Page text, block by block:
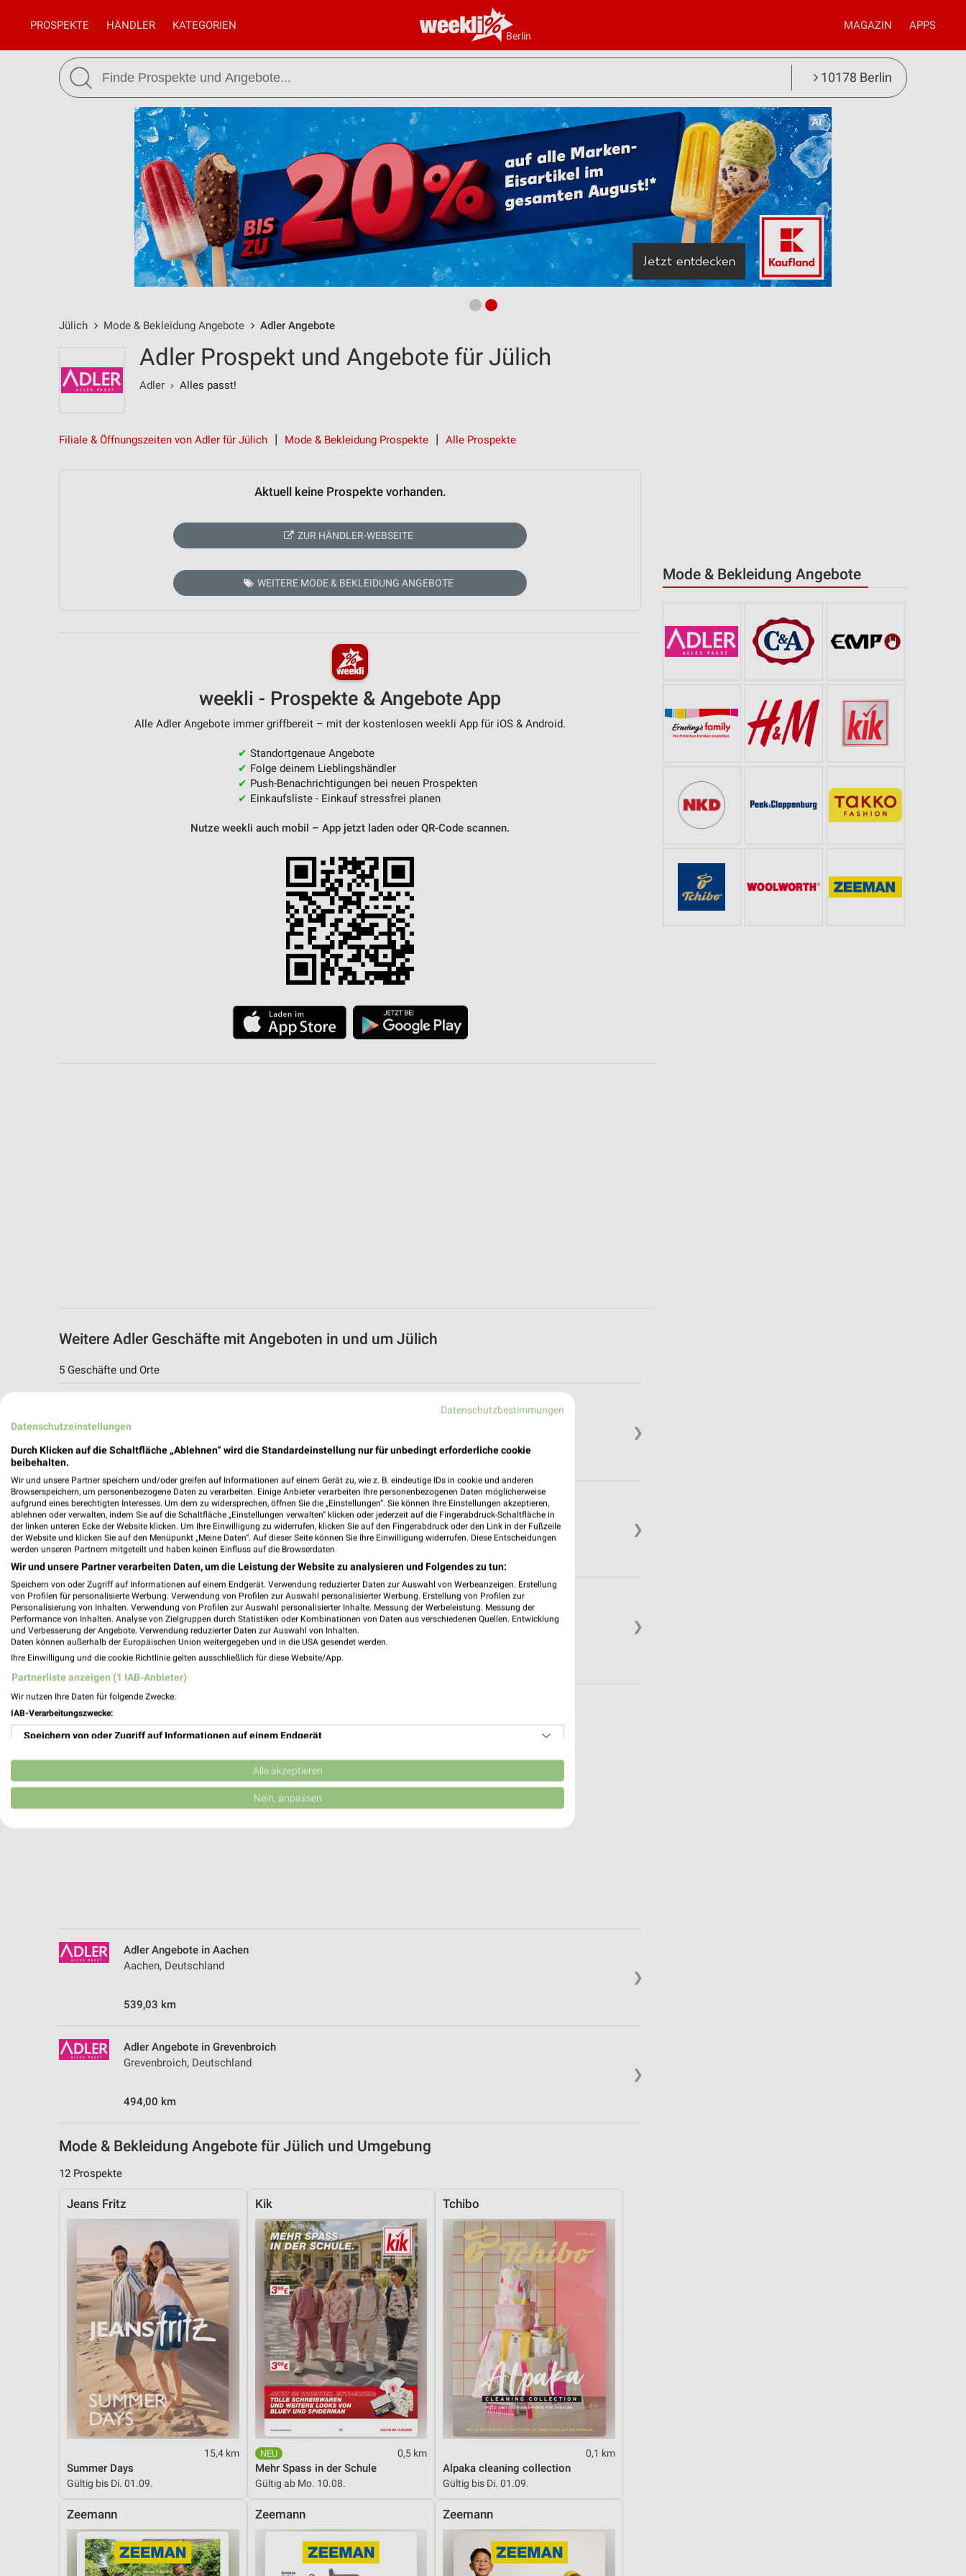
Berlin
PROSPEKTE HÄNDLER KATEGORIEN MAGAZIN APPS
10178 Berlin
Jülich Mode & Bekleidung Angebote Adler Angebote
Mode & Bekleidung Angebote
Adler Prospekt und Angebote für Jülich
Adler › Alles passt!
Filiale & Öffnungszeiten von Adler für Jülich Mode & Bekleidung Prospekte Alle Prospekte
Aktuell keine Prospekte vorhanden.
ZUR HÄNDLER-WEBSEITE
WEITERE MODE & BEKLEIDUNG ANGEBOTE
weekli - Prospekte & Angebote App
Alle Adler Angebote immer griffbereit – mit der kostenlosen weekli App für iOS & Android.
✔ Standortgenaue Angebote
✔ Folge deinem Lieblingshändler
✔ Push-Benachrichtigungen bei neuen Prospekten
✔ Einkaufsliste - Einkauf stressfrei planen
Nutze weekli auch mobil – App jetzt laden oder QR-Code scannen.
Weitere Adler Geschäfte mit Angeboten in und um Jülich
5 Geschäfte und Orte
❯
Alsdorf, Deutschland
531,80 km
❯
Adler Angebote in Hückelhoven
Hückelhoven, Deutschland
520,00 km
❯
Adler Angebote in Kerpen
Kerpen, Deutschland
496,90 km
❯
Adler Angebote in Aachen
Aachen, Deutschland
539,03 km
❯
Adler Angebote in Grevenbroich
Grevenbroich, Deutschland
494,00 km
Mode & Bekleidung Angebote für Jülich und Umgebung
12 Prospekte
Jeans Fritz
15,4 km
Summer Days
Gültig bis Di. 01.09.
Kik
0,5 km
Mehr Spass in der Schule
Gültig ab Mo. 10.08.
Tchibo
0,1 km
Alpaka cleaning collection
Gültig bis Di. 01.09.
Zeemann Zeemann Zeemann
Datenschutzbestimmungen
Datenschutzeinstellungen
Durch Klicken auf die Schaltfläche „Ablehnen“ wird die Standardeinstellung nur für unbedingt erforderliche cookie
beibehalten.
Wir und unsere Partner speichern und/oder greifen auf Informationen auf einem Gerät zu, wie z. B. eindeutige IDs in cookie und anderen
Browserspeichern, um personenbezogene Daten zu verarbeiten. Einige Anbieter verarbeiten Ihre personenbezogenen Daten möglicherweise
aufgrund eines berechtigten Interesses. Um dem zu widersprechen, öffnen Sie die „Einstellungen“. Sie können Ihre Einstellungen akzeptieren,
ablehnen oder verwalten, indem Sie auf die Schaltfläche „Einstellungen verwalten“ klicken oder jederzeit auf die Fingerabdruck-Schaltfläche in
der linken unteren Ecke der Website klicken. Um Ihre Einwilligung zu widerrufen, klicken Sie auf den Fingerabdruck oder den Link in der Fußzeile
der Website und klicken Sie auf den Menüpunkt „Meine Daten“. Auf dieser Seite können Sie Ihre Einwilligung widerrufen. Diese Entscheidungen
werden unseren Partnern mitgeteilt und haben keinen Einfluss auf die Browserdaten.
Wir und unsere Partner verarbeiten Daten, um die Leistung der Website zu analysieren und Folgendes zu tun:
Speichern von oder Zugriff auf Informationen auf einem Endgerät. Verwendung reduzierter Daten zur Auswahl von Werbeanzeigen. Erstellung
von Profilen für personalisierte Werbung. Verwendung von Profilen zur Auswahl personalisierter Werbung. Erstellung von Profilen zur
Personalisierung von Inhalten. Verwendung von Profilen zur Auswahl personalisierter Inhalte. Messung der Werbeleistung. Messung der
Performance von Inhalten. Analyse von Zielgruppen durch Statistiken oder Kombinationen von Daten aus verschiedenen Quellen. Entwicklung
und Verbesserung der Angebote. Verwendung reduzierter Daten zur Auswahl von Inhalten.
Daten können außerhalb der Europäischen Union weitergegeben und in die USA gesendet werden.
Ihre Einwilligung und die cookie Richtlinie gelten ausschließlich für diese Website/App.
Partnerliste anzeigen (1 IAB-Anbieter)
Wir nutzen Ihre Daten für folgende Zwecke:
IAB-Verarbeitungszwecke:
Speichern von oder Zugriff auf Informationen auf einem Endgerät
Verwendung reduzierter Daten zur Auswahl von Werbeanzeigen
Erstellung von Profilen für personalisierte Werbung
Messung der Performance von Inhalten
Analyse von Zielgruppen durch Statistiken oder Kombinationen von Daten aus verschiedenen
Entwicklung und Verbesserung der Angebote
Verwendung reduzierter Daten zur Auswahl von Inhalten
Nicht-IAB-Verarbeitungszwecke:
Funktional
Alle akzeptieren
Nein, anpassen